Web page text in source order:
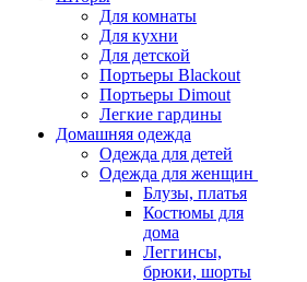
Для комнаты
Для кухни
Для детской
Портьеры Blackout
Портьеры Dimout
Легкие гардины
Домашняя одежда
Одежда для детей
Одежда для женщин
Блузы, платья
Костюмы для
дома
Леггинсы,
брюки, шорты